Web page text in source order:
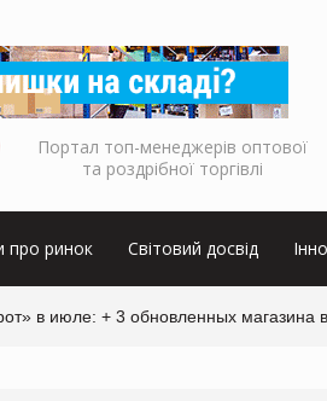
Портал топ-менеджерів оптової
та роздрібної торгівлі
про ринок Світовий досвід
в июле: + 3 обновленных магазина